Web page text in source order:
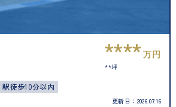
**** 万円
**坪
駅徒歩10分以内
更新日： 2026.07.16